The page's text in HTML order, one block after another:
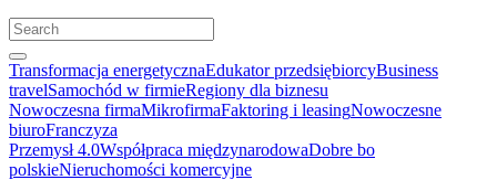
Transformacja energetycznaEdukator przedsiębiorcyBusiness
travelSamochód w firmieRegiony dla biznesu
Nowoczesna firmaMikrofirmaFaktoring i leasingNowoczesne
biuroFranczyza
Przemysł 4.0Współpraca międzynarodowaDobre bo
polskieNieruchomości komercyjne